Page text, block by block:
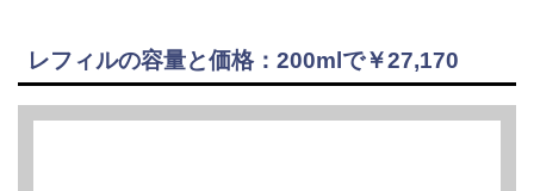
レフィルの容量と価格：200mlで￥27,170